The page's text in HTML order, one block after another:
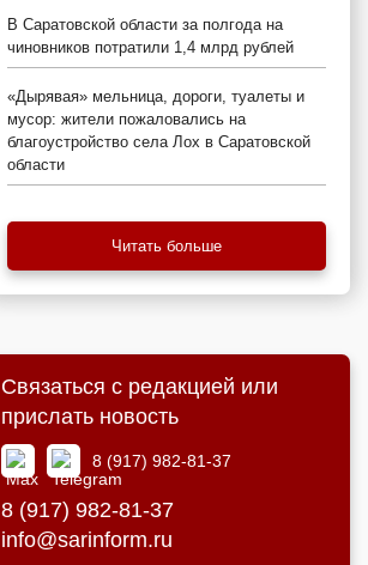
В Саратовской области за полгода на
чиновников потратили 1,4 млрд рублей
«Дырявая» мельница, дороги, туалеты и
мусор: жители пожаловались на
благоустройство села Лох в Саратовской
области
Читать больше
Связаться с редакцией или
прислать новость
8 (917) 982-81-37
8 (917) 982-81-37
info@sarinform.ru